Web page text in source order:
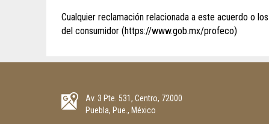
Cualquier reclamación relacionada a este acuerdo o
del consumidor (https://www.gob.mx/profeco)
Av. 3 Pte. 531, Centro, 72000
Puebla, Pue., México